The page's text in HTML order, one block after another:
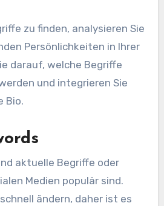
zu finden, analysieren Sie
Persönlichkeiten in Ihrer
darauf, welche Begriffe
und integrieren Sie
Bio.
aktuelle Begriffe oder
Medien populär sind.
ändern, daher ist es